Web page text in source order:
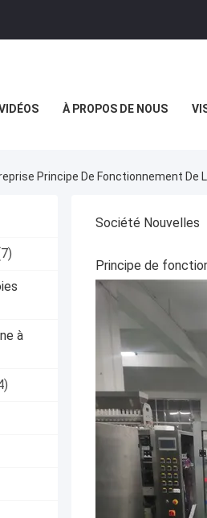
À PROPOS DE NOUS
Principe De Fonctionnement De
à
Société Nouvelles
Principe de